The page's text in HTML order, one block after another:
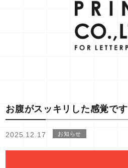
お腹がスッキリした感覚です
2025.12.17 お知らせ